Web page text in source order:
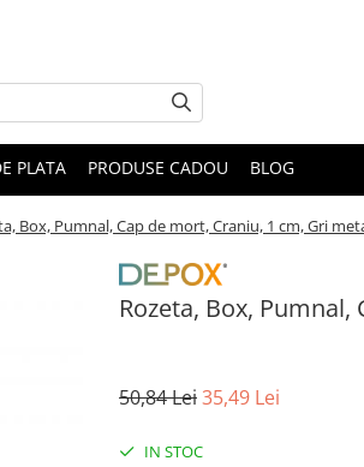
PLATA PRODUSE CADOU BLOG
Box, Pumnal, Cap de mort, Craniu, 1 cm, Gri
Rozeta, Box,
50,84 Lei35,49 Lei
IN STOC